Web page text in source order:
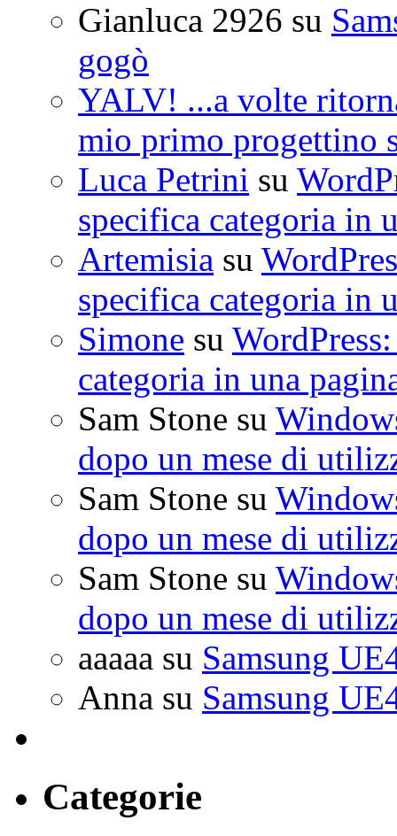
Gianluca 2926 su
gogò
YALV! ...a volte
mio primo progettino
Luca Petrini su
specifica categoria in
Artemisia su
specifica categoria in
Simone su
categoria in una
Sam Stone su
dopo un mese di
Sam Stone su
dopo un mese di
Sam Stone su
dopo un mese di
aaaaa su Samsung
Anna su Samsung
Categorie